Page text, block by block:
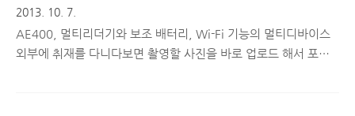
디바이스
2013. 10. 7.
AE400, 멀티리더기와 보조 배터리, Wi-Fi 기능의 멀티디바이스
외부에 취재를 다니다보면 촬영할 사진을 바로 업로드 해서 포스